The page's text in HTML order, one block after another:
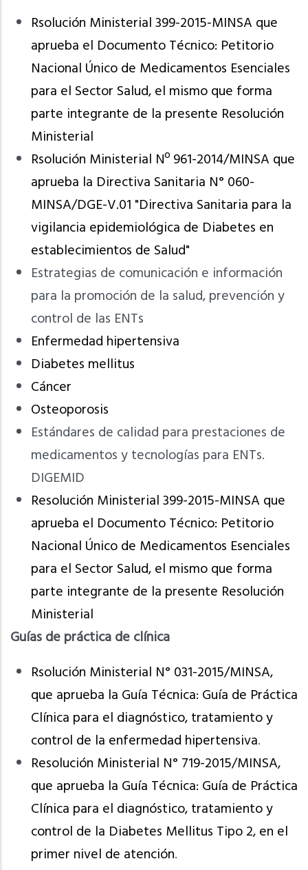
Rsolución Ministerial 399-2015-MINSA que
aprueba el Documento Técnico: Petitorio
Nacional Único de Medicamentos Esenciales
para el Sector Salud, el mismo que forma
parte integrante de la presente Resolución
Ministerial
Rsolución Ministerial Nº 961-2014/MINSA que
aprueba la Directiva Sanitaria N° 060-
MINSA/DGE-V.01 "Directiva Sanitaria para la
vigilancia epidemiológica de Diabetes en
establecimientos de Salud"
Estrategias de comunicación e información
para la promoción de la salud, prevención y
control de las ENTs
Enfermedad hipertensiva
Diabetes mellitus
Cáncer
Osteoporosis
Estándares de calidad para prestaciones de
medicamentos y tecnologías para ENTs.
DIGEMID
Resolución Ministerial 399-2015-MINSA que
aprueba el Documento Técnico: Petitorio
Nacional Único de Medicamentos Esenciales
para el Sector Salud, el mismo que forma
parte integrante de la presente Resolución
Ministerial
Guías de práctica de clínica
Rsolución Ministerial N° 031-2015/MINSA,
que aprueba la Guía Técnica: Guía de Práctica
Clínica para el diagnóstico, tratamiento y
control de la enfermedad hipertensiva.
Resolución Ministerial N° 719-2015/MINSA,
que aprueba la Guía Técnica: Guía de Práctica
Clínica para el diagnóstico, tratamiento y
control de la Diabetes Mellitus Tipo 2, en el
primer nivel de atención.